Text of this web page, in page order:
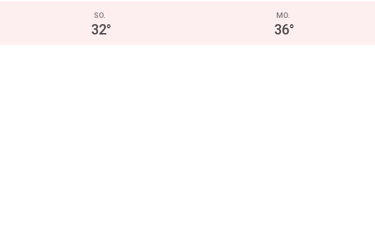
SO.
32°
MO.
36°